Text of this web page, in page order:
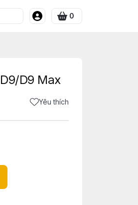
0
D9 Max
Yêu thích